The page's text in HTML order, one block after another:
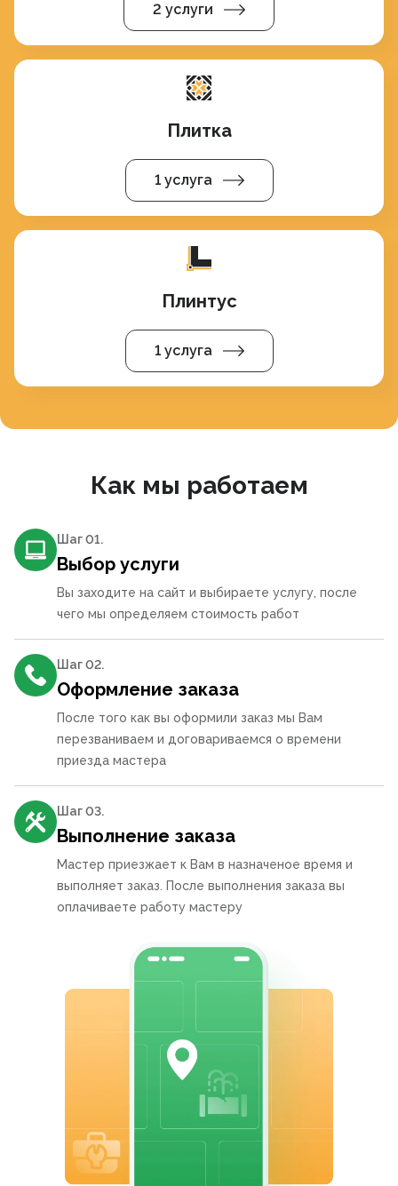
2 услуги
Плитка
1 услуга
Плинтус
1 услуга
Как мы работаем
Шаг 01.
Выбор услуги
Вы заходите на сайт и выбираете услугу, после
чего мы определяем стоимость работ
Шаг 02.
Оформление заказа
После того как вы оформили заказ мы Вам
перезваниваем и договариваемся о времени
приезда мастера
Шаг 03.
Выполнение заказа
Мастер приезжает к Вам в назначеное время и
выполняет заказ. После выполнения заказа вы
оплачиваете работу мастеру